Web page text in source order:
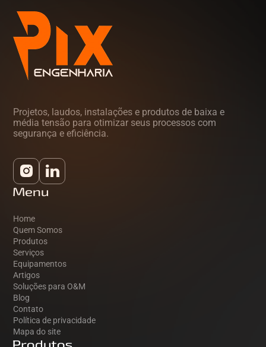
Projetos, laudos, instalações e produtos de baixa e
média tensão para otimizar seus processos com
segurança e eficiência.
Menu
Home
Quem Somos
Produtos
Serviços
Equipamentos
Artigos
Soluções para O&M
Blog
Contato
Política de privacidade
Mapa do site
Produtos